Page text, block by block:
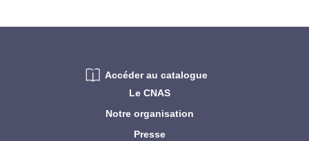
Le CNAS
Notre organisation
Presse
Accéder au catalogue